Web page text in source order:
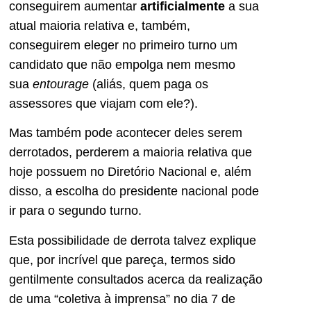
conseguirem aumentar artificialmente a sua
atual maioria relativa e, também,
conseguirem eleger no primeiro turno um
candidato que não empolga nem mesmo
sua entourage (aliás, quem paga os
assessores que viajam com ele?).
Mas também pode acontecer deles serem
derrotados, perderem a maioria relativa que
hoje possuem no Diretório Nacional e, além
disso, a escolha do presidente nacional pode
ir para o segundo turno.
Esta possibilidade de derrota talvez explique
que, por incrível que pareça, termos sido
gentilmente consultados acerca da realização
de uma “coletiva à imprensa” no dia 7 de